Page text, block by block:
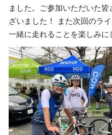
ました。ご参加いただいた
ざいました！ また次回のラ
一緒に走れることを楽しみに